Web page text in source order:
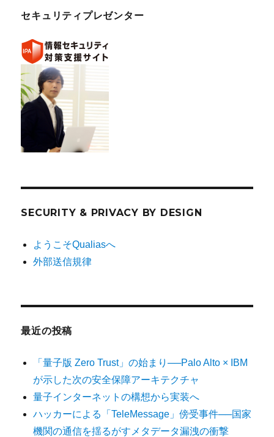
セキュリティプレゼンター
SECURITY & PRIVACY BY DESIGN
ようこそQualiasへ
外部送信規律
最近の投稿
「量子版 Zero Trust」の始まり──Palo Alto × IBM
が示した次の安全保障アーキテクチャ
量子インターネットの構想から実装へ
ハッカーによる「TeleMessage」傍受事件──国家
機関の通信を揺るがすメタデータ漏洩の衝撃